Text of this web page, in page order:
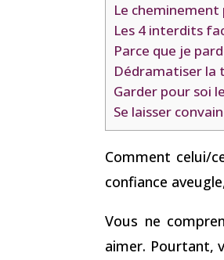
Le
Les 4 interdits
Parce que je
Dédramatiser la
Garder pour soi
Se laisser
Comment celui/
confiance
Vous ne
aimer. Pourtant,